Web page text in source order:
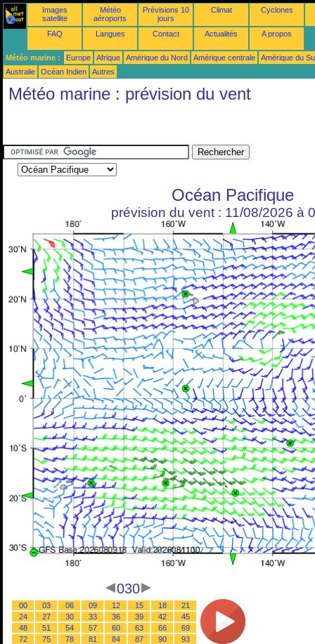
Images
satellite
Météo
aéroports
Prévisions 10
jours
Climat Cyclones
FAQ Langues Contact Actualités A propos
Météo marine : Europe Afrique Amérique du Nord Amérique centrale
Amérique du
Australie
Océan Indien Autres
Météo marine : prévision du vent
Océan Pacifique
prévision du vent : 11/08/2026 à
030
00 03 06 09 12 15 18
21
24
27 30 33 36 39 42
45
48
51 54 57 60 63 66
69
72
75 78 81 84 87 90 93